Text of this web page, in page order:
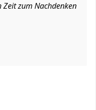
zum Nachdenken